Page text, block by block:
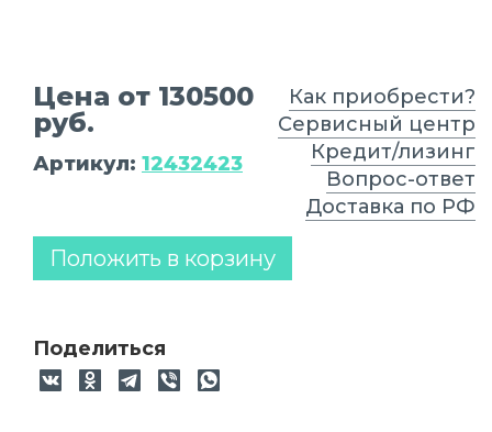
Цена от 130500
руб.
Артикул: 12432423
Положить в корзину
Поделиться
Как приобрести?
Сервисный центр
Кредит/лизинг
Вопрос-ответ
Доставка по РФ